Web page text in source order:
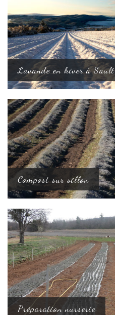
Lavande en hiver à Sault
Compost sur sillon
Préparation nurserie